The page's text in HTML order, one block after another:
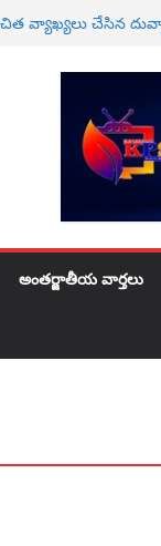
సేవకులు కిరణ్ గారు కి
కళ్యాణ్ వ్యాఖ్యలపై
కొత్త చిత్రం ఘనంగా
… కంచరన కిరణ్
అంతర్జాతీయ వార్తలు